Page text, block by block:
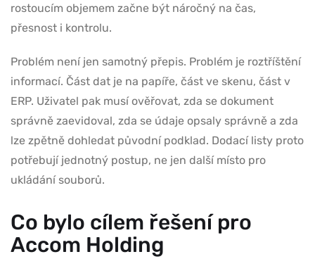
rostoucím objemem začne být náročný na čas,
přesnost i kontrolu.
Problém není jen samotný přepis. Problém je roztříštění
informací. Část dat je na papíře, část ve skenu, část v
ERP. Uživatel pak musí ověřovat, zda se dokument
správně zaevidoval, zda se údaje opsaly správně a zda
lze zpětně dohledat původní podklad. Dodací listy proto
potřebují jednotný postup, ne jen další místo pro
ukládání souborů.
Co bylo cílem řešení pro
Accom Holding